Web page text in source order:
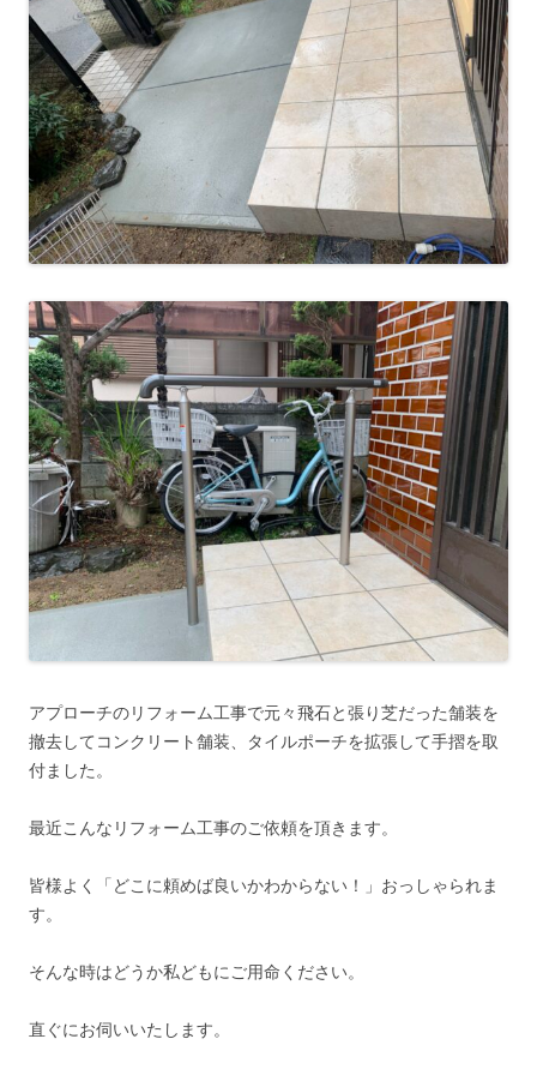
アプローチのリフォーム工事で元々飛石と張り芝だった舗装を
撤去してコンクリート舗装、タイルポーチを拡張して手摺を取
付ました。
最近こんなリフォーム工事のご依頼を頂きます。
皆様よく「どこに頼めば良いかわからない！」おっしゃられま
す。
そんな時はどうか私どもにご用命ください。
直ぐにお伺いいたします。